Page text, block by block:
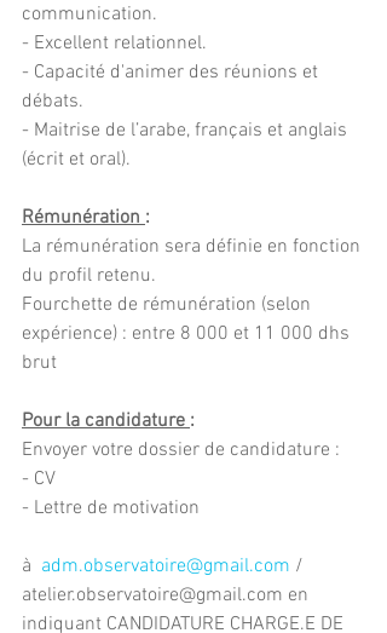
communication.
- Excellent relationnel.
- Capacité d'animer des réunions et
débats.
- Maitrise de l’arabe, français et anglais
(écrit et oral).
Rémunération :
La rémunération sera définie en fonction
du profil retenu.
Fourchette de rémunération (selon
expérience) : entre 8 000 et 11 000 dhs
brut
Pour la candidature :
Envoyer votre dossier de candidature :
- CV
- Lettre de motivation
à adm.observatoire@gmail.com /
atelier.observatoire@gmail.com en
indiquant CANDIDATURE CHARGE.E DE